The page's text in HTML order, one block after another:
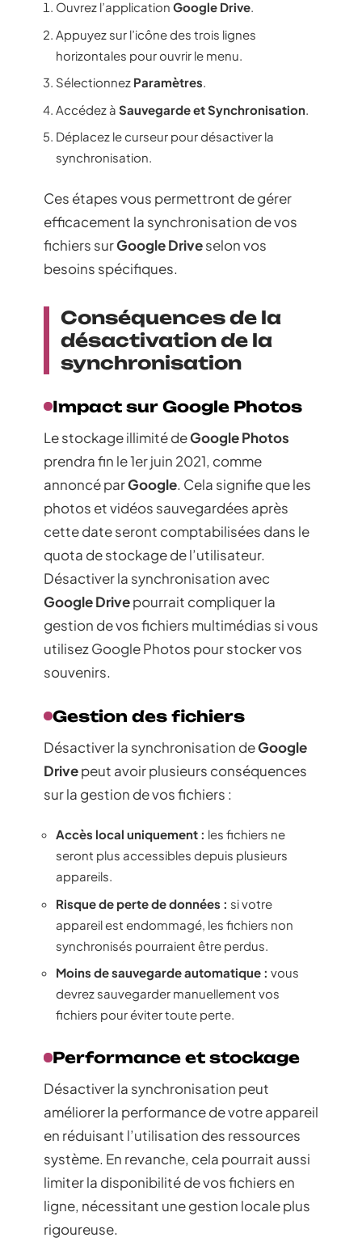
Ouvrez l’application Google Drive.
Appuyez sur l’icône des trois lignes
horizontales pour ouvrir le menu.
Sélectionnez Paramètres.
Accédez à Sauvegarde et Synchronisation
Déplacez le curseur pour désactiver la
synchronisation.
Ces étapes vous permettront de gérer
efficacement la synchronisation de vos
fichiers surGoogle Driveselon vos
besoins spécifiques.
Conséquences de la
désactivation de la
synchronisation
Impact sur Google Photos
Le stockage illimité deGoogle Photos
prendra fin le 1er juin 2021, comme
annoncé parGoogle. Cela signifie que les
photos et vidéos sauvegardées après
cette date seront comptabilisées dans le
quota de stockage de l’utilisateur.
Désactiver la synchronisation avec
Google Drivepourrait compliquer la
gestion de vos fichiers multimédias si vous
utilisez Google Photos pour stocker vos
souvenirs.
Gestion des fichiers
Désactiver la synchronisation deGoogle
Drivepeut avoir plusieurs conséquences
sur la gestion de vos fichiers :
Accès local uniquement : les fichiers ne
seront plus accessibles depuis plusieurs
appareils.
Risque de perte de données : si votre
appareil est endommagé, les fichiers non
synchronisés pourraient être perdus.
Moins de sauvegarde automatique : vous
devrez sauvegarder manuellement vos
fichiers pour éviter toute perte.
Performance et stockage
Désactiver la synchronisation peut
améliorer la performance de votre appareil
en réduisant l’utilisation des ressources
système. En revanche, cela pourrait aussi
limiter la disponibilité de vos fichiers en
ligne, nécessitant une gestion locale plus
rigoureuse.